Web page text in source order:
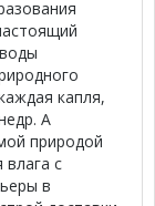
капля,
А
природой
с
в